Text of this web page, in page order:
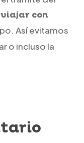
con
Así evitamos
o incluso la